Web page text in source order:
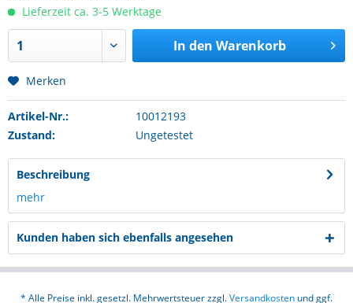
Lieferzeit ca. 3-5 Werktage
In den Warenkorb
Merken
Artikel-Nr.:
10012193
Zustand:
Ungetestet
Beschreibung
mehr
Kunden haben sich ebenfalls angesehen
* Alle Preise inkl. gesetzl. Mehrwertsteuer zzgl.Versandkosten und ggf.